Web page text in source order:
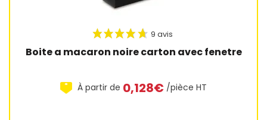
Boite a macaron noire carton avec fenetre
À partir de 0,128€ /pièce HT